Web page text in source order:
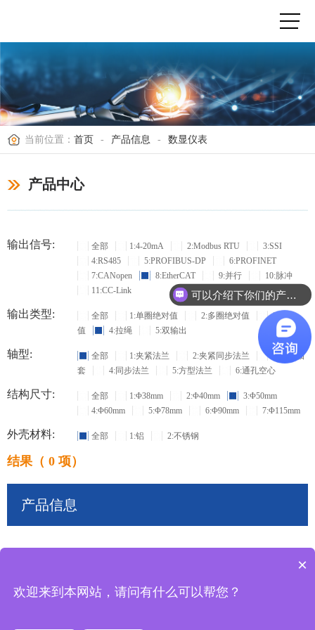
当前位置： 首页 - 产品信息 - 数显仪表
产品中心
输出信号: 全部 1:4-20mA 2:Modbus RTU
3:SSI
4:RS485
5:PROFIBUS-DP
6:PROFINET
7:CANopen
8:EtherCAT 9:并行
10:脉冲
11:CC-Link
输出类型: 全部 1:单圈绝对值 2:多圈绝对值
3:增量
值
4:拉绳 5:双输出
轴型: 全部 1:夹紧法兰 2:夹紧同步法兰
3:盲孔轴
套
4:同步法兰 5:方型法兰 6:通孔空心
结构尺寸: 全部 1:Φ38mm 2:Φ40mm
3:Φ50mm
4:Φ60mm
5:Φ78mm 6:Φ90mm 7:Φ115mm
外壳材料: 全部 1:铝 2:不锈钢
结果（ 0 项）
产品信息
可以介绍下你们的产品么？
×
欢迎来到本网站，请问有什么可以帮您？